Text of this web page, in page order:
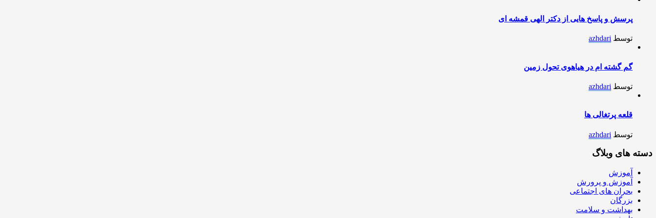
پرسش و پاسخ هایی از دکتر الهی قمشه ای
توسط azhdari
گم گشته ام در هیاهوی تحول زمین
توسط azhdari
قلعه پرتغالی ها
توسط azhdari
دسته های وبلاگ
آموزش
آموزش و پرورش
بحران های اجتماعی
بزرگان
بهداشت و سلامت